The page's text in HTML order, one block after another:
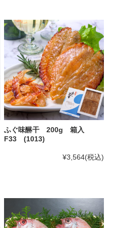
ふぐ味醂干 200g 箱入
F33 (1013)
¥3,564(税込)